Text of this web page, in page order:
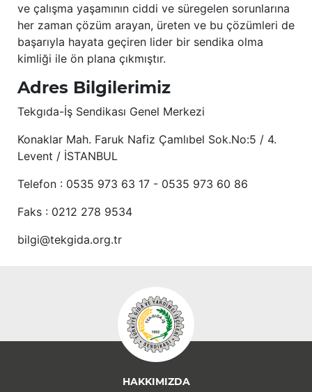
ve çalışma yaşamının ciddi ve süregelen sorunlarına
her zaman çözüm arayan, üreten ve bu çözümleri de
başarıyla hayata geçiren lider bir sendika olma
kimliği ile ön plana çıkmıştır.
Adres Bilgilerimiz
Tekgıda-İş Sendikası Genel Merkezi
Konaklar Mah. Faruk Nafiz Çamlıbel Sok.No:5 / 4.
Levent / İSTANBUL
Telefon : 0535 973 63 17 - 0535 973 60 86
Faks : 0212 278 9534
bilgi@tekgida.org.tr
HAKKIMIZDA